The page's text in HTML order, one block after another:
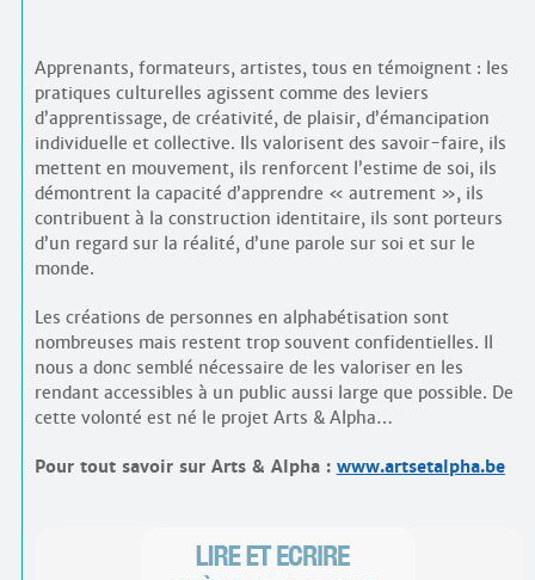
Apprenants, formateurs, artistes, tous en témoignent : les
pratiques culturelles agissent comme des leviers
d’apprentissage, de créativité, de plaisir, d’émancipation
individuelle et collective. Ils valorisent des savoir-faire, ils
mettent en mouvement, ils renforcent l’estime de soi, ils
démontrent la capacité d’apprendre « autrement », ils
contribuent à la construction identitaire, ils sont porteurs
d’un regard sur la réalité, d’une parole sur soi et sur le
monde.
Les créations de personnes en alphabétisation sont
nombreuses mais restent trop souvent confidentielles. Il
nous a donc semblé nécessaire de les valoriser en les
rendant accessibles à un public aussi large que possible. De
cette volonté est né le projet Arts & Alpha…
Pour tout savoir sur Arts & Alpha : www.artsetalpha.be